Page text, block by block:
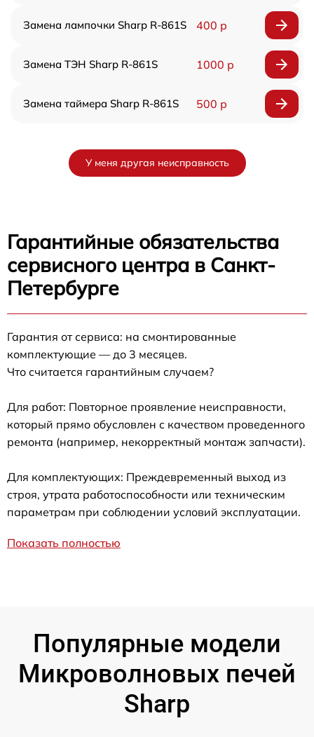
Замена лампочки Sharp R-861S 400 р
Замена ТЭН Sharp R-861S 1000 р
Замена таймера Sharp R-861S 500 р
У меня другая неисправность
Гарантийные обязательства
сервисного центра в Санкт-
Петербурге
Гарантия от сервиса: на смонтированные
комплектующие — до 3 месяцев.
Что считается гарантийным случаем?
Для работ: Повторное проявление неисправности,
который прямо обусловлен с качеством проведенного
ремонта (например, некорректный монтаж запчасти).
Для комплектующих: Преждевременный выход из
строя, утрата работоспособности или техническим
параметрам при соблюдении условий эксплуатации.
Показать полностью
Популярные модели
Микроволновых печей
Sharp